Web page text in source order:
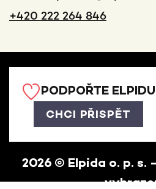
+420 222 264 846
PODPOŘTE ELPIDU
CHCI PŘISPĚT
2026 © Elpida o. p. s.